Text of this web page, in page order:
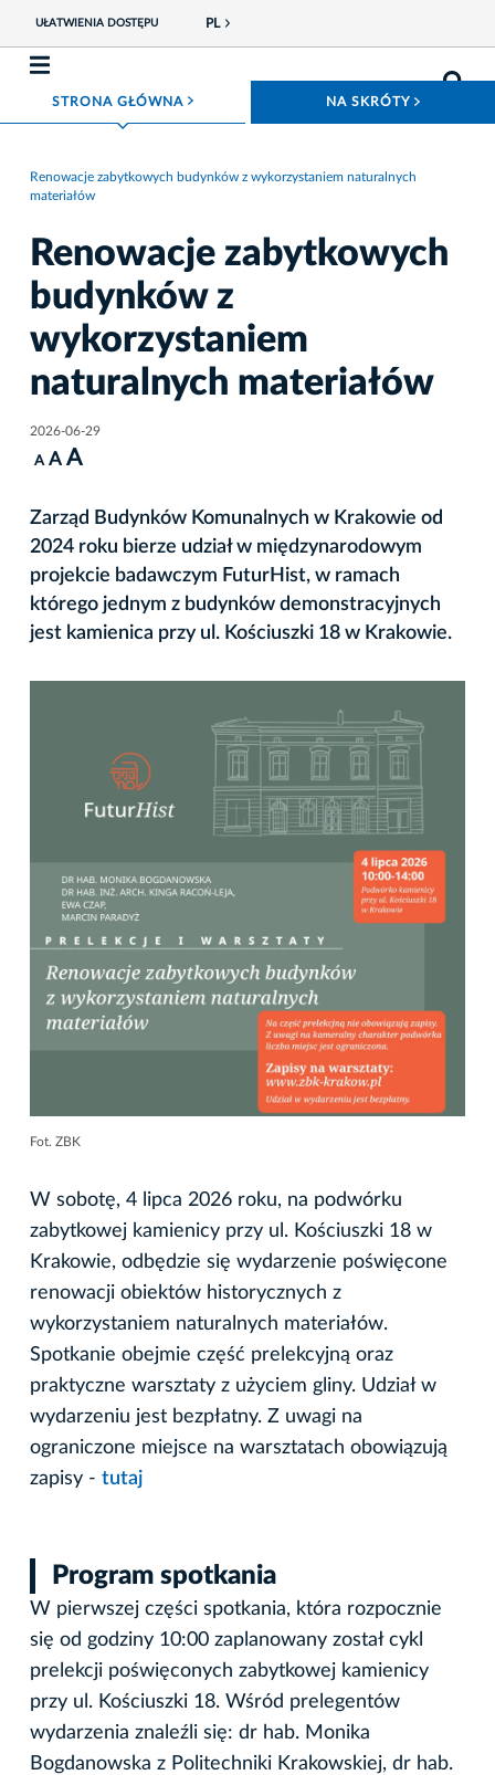
UŁATWIENIA DOSTĘPU PL
STRONA GŁÓWNA ROZWIŃ MENU NA SKRÓTY
Renowacje zabytkowych budynków z wykorzystaniem naturalnych
materiałów
Renowacje zabytkowych
budynków z
wykorzystaniem
naturalnych materiałów
2026-06-29
A A A
Zarząd Budynków Komunalnych w Krakowie od
2024 roku bierze udział w międzynarodowym
projekcie badawczym FuturHist, w ramach
którego jednym z budynków demonstracyjnych
jest kamienica przy ul. Kościuszki 18 w Krakowie.
Fot. ZBK
W sobotę, 4 lipca 2026 roku, na podwórku
zabytkowej kamienicy przy ul. Kościuszki 18 w
Krakowie, odbędzie się wydarzenie poświęcone
renowacji obiektów historycznych z
wykorzystaniem naturalnych materiałów.
Spotkanie obejmie część prelekcyjną oraz
praktyczne warsztaty z użyciem gliny. Udział w
wydarzeniu jest bezpłatny. Z uwagi na
ograniczone miejsce na warsztatach obowiązują
zapisy - tutaj
Program spotkania
W pierwszej części spotkania, która rozpocznie
się od godziny 10:00 zaplanowany został cykl
prelekcji poświęconych zabytkowej kamienicy
przy ul. Kościuszki 18. Wśród prelegentów
wydarzenia znaleźli się: dr hab. Monika
Bogdanowska z Politechniki Krakowskiej, dr hab.